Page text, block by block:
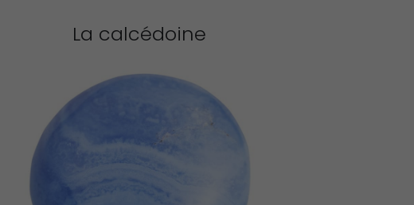
La calcédoine
Propriétés et vertus
de l’alexandrite
Propriétés et vertus
de la célestine
Propriétés et Vertus
de la Sugilite